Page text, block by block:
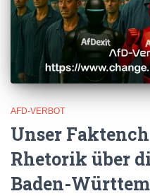
AFD-VERBOT
Unser
Rhetorik über
Baden-